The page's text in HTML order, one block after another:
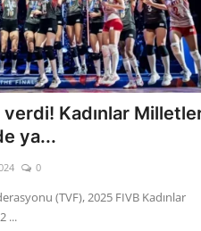
Kadınlar
ya...
0
(TVF), 2025 FIVB Kadınlar
...